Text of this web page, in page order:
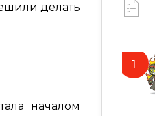
делать
началом
1